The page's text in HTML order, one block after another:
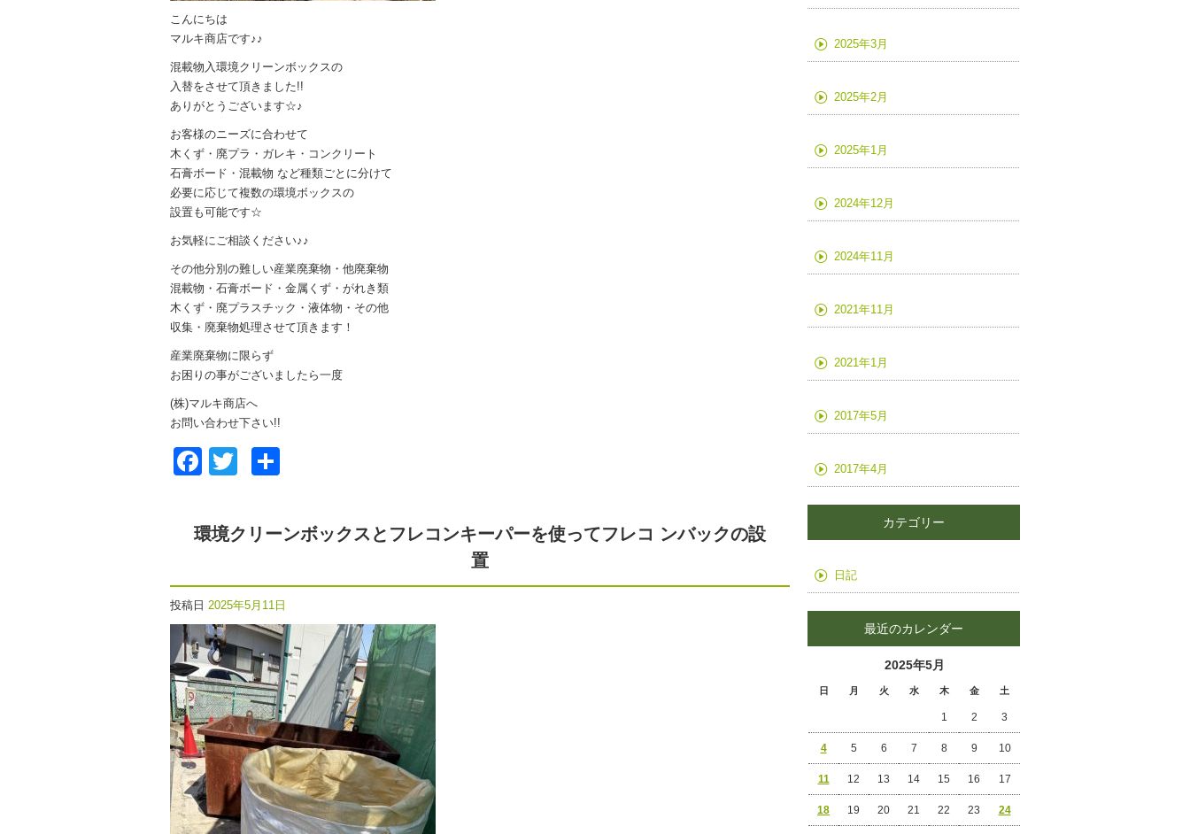
こんにちは
マルキ商店です♪♪
混載物入環境クリーンボックスの
入替をさせて頂きました!!
ありがとうございます☆♪
お客様のニーズに合わせて
木くず・廃プラ・ガレキ・コンクリート
石膏ボード・混載物 など種類ごとに分けて
必要に応じて複数の環境ボックスの
設置も可能です☆
お気軽にご相談ください♪♪
その他分別の難しい産業廃棄物・他廃棄物
混載物・石膏ボード・金属くず・がれき類
木くず・廃プラスチック・液体物・その他
収集・廃棄物処理させて頂きます！
産業廃棄物に限らず
お困りの事がございましたら一度
(株)マルキ商店へ
お問い合わせ下さい!!
Facebook
Twitter
環境クリーンボックスとフレコンキーパーを使ってフレコ ンバックの設
置
投稿日 2025年5月11日
2025年3月
2025年2月
2025年1月
2024年12月
2024年11月
2021年11月
2021年1月
2017年5月
2017年4月
カテゴリー
日記
最近のカレンダー
2025年5月
日 月 火 水 木 金 土
1 2 3
4 5 6 7 8 9 10
11 12 13 14 15 16 17
18 19 20 21 22 23 24